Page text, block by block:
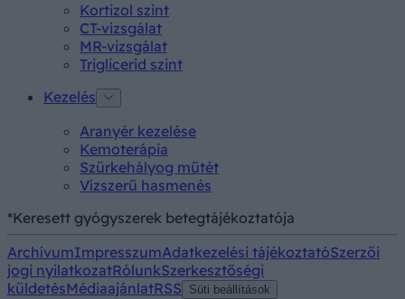
Kortizol szint
CT-vizsgálat
MR-vizsgálat
Triglicerid szint
Kezelés
Aranyér kezelése
Kemoterápia
Szürkehályog műtét
Vízszerű hasmenés
*Keresett gyógyszerek betegtájékoztatója
ArchívumImpresszumAdatkezelési tájékoztatóSzerzői
jogi nyilatkozatRólunkSzerkesztőségi
küldetésMédiaajánlatRSS Süti beállítások